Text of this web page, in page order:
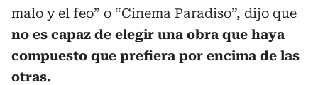
malo y el feo” o “Cinema Paradiso”, dijo que
no es capaz de elegir una obra que haya
compuesto que prefiera por encima de las
otras.